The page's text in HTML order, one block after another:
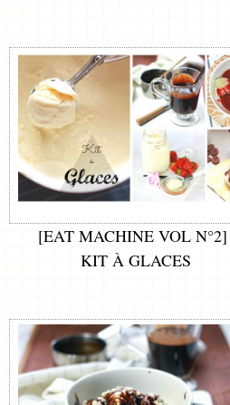
[EAT MACHINE VOL
KIT À GLACES